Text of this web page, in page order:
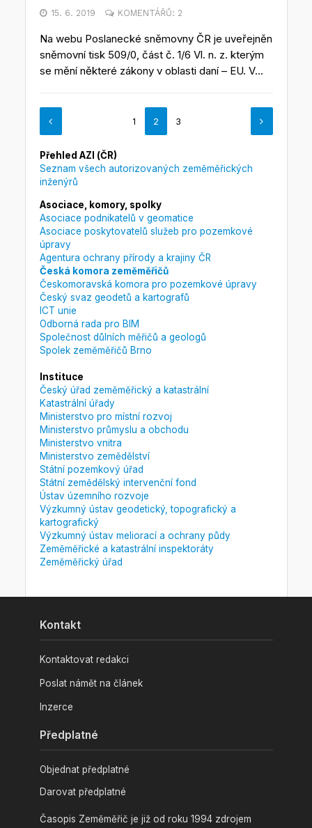
15. 6. 2019 KOMENTÁŘŮ: 2
Na webu Poslanecké sněmovny ČR je uveřejněn
sněmovní tisk 509/0, část č. 1/6 Vl. n. z. kterým
se mění některé zákony v oblasti daní – EU. V...
1 2 3
Přehled AZI (ČR)
Seznam všech autorizovaných zeměměřických
inženýrů
Asociace, komory, spolky
Asociace podnikatelů v geomatice
Asociace poskytovatelů služeb pro pozemkové
úpravy
Agentura ochrany přírody a krajiny ČR
Česká komora zeměměřičů
Českomoravská komora pro pozemkové úpravy
Český svaz geodetů a kartografů
ICT unie
Odborná rada pro BIM
Společnost důlních měřičů a geologů
Spolek zeměměřičů Brno
Instituce
Český úřad zeměměřický a katastrální
Katastrální úřady
Ministerstvo pro místní rozvoj
Ministerstvo průmyslu a obchodu
Ministerstvo vnitra
Ministerstvo zemědělství
Státní pozemkový úřad
Státní zemědělský intervenční fond
Ústav územního rozvoje
Výzkumný ústav geodetický, topografický a
kartografický
Výzkumný ústav meliorací a ochrany půdy
Zeměměřické a katastrální inspektoráty
Zeměměřický úřad
Kontakt
Kontaktovat redakci
Poslat námět na článek
Inzerce
Předplatné
Objednat předplatné
Darovat předplatné
Časopis Zeměměřič je již od roku 1994 zdrojem